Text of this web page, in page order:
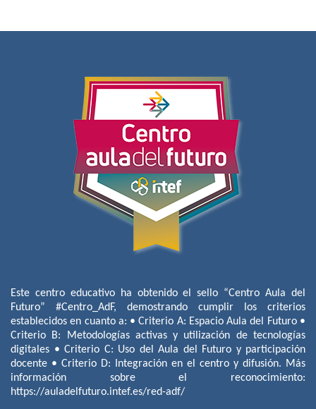
Este centro educativo ha obtenido el sello “Centro Aula del
Futuro” #Centro_AdF, demostrando cumplir los criterios
establecidos en cuanto a: • Criterio A: Espacio Aula del Futuro •
Criterio B: Metodologías activas y utilización de tecnologías
digitales • Criterio C: Uso del Aula del Futuro y participación
docente • Criterio D: Integración en el centro y difusión. Más
información sobre el reconocimiento:
https://auladelfuturo.intef.es/red-adf/